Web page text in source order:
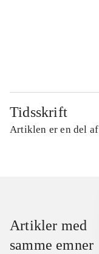
Tidsskrift
Artiklen er en del af
Artikler med
samme emner